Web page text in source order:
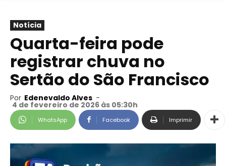
Notícia
Quarta-feira pode
registrar chuva no
Sertão do São Francisco
Por Edenevaldo Alves -
4 de fevereiro de 2026 às 05:30h
WhatsApp Facebook Imprimir